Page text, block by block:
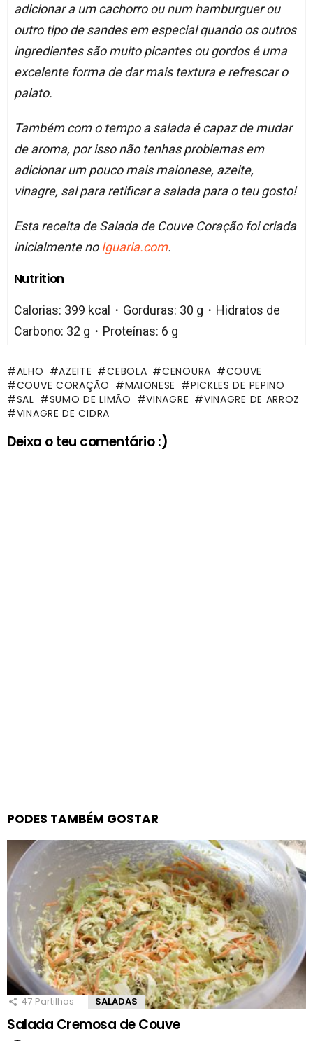
adicionar a um cachorro ou num hamburguer ou
outro tipo de sandes em especial quando os outros
ingredientes são muito picantes ou gordos é uma
excelente forma de dar mais textura e refrescar o
palato.
Também com o tempo a salada é capaz de mudar
de aroma, por isso não tenhas problemas em
adicionar um pouco mais maionese, azeite,
vinagre, sal para retificar a salada para o teu gosto!
Esta receita de Salada de Couve Coração foi criada
inicialmente no Iguaria.com.
Nutrition
Calorias: 399 kcal・Gorduras: 30 g・Hidratos de
Carbono: 32 g・Proteínas: 6 g
ALHO AZEITE CEBOLA CENOURA
COUVE
COUVE CORAÇÃO
MAIONESE
PICKLES DE PEPINO
SAL
SUMO DE LIMÃO VINAGRE
VINAGRE DE ARROZ
VINAGRE DE CIDRA
Deixa o teu comentário :)
PODES TAMBÉM GOSTAR
47 Partilhas SALADAS
Salada Cremosa de Couve